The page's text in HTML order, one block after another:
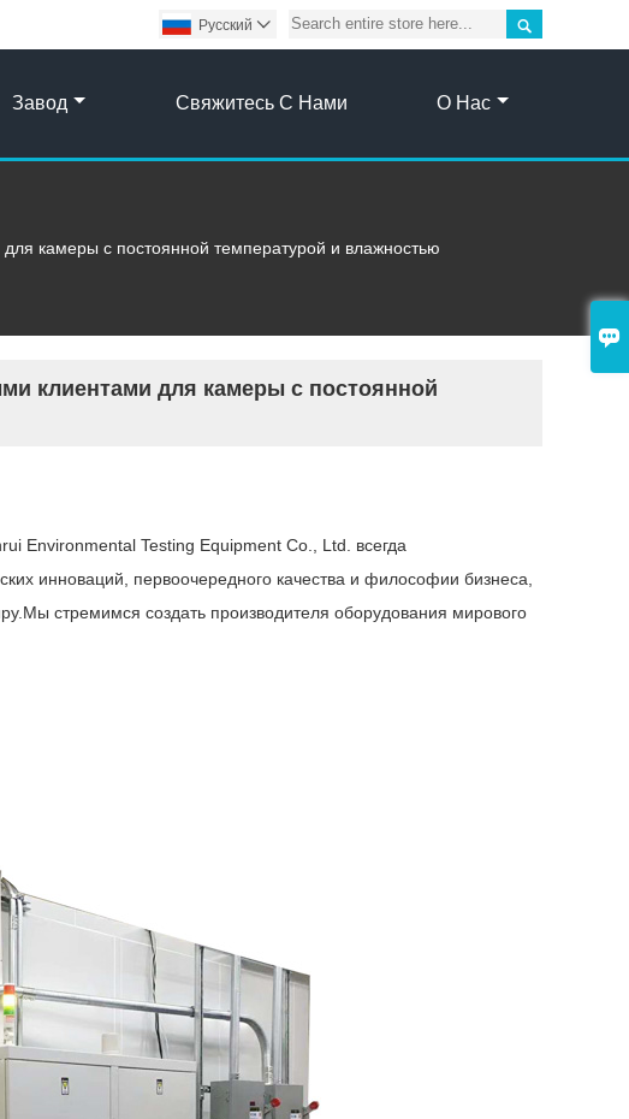


Pусский 
Завод Свяжитесь С Нами О Нас
камеры с постоянной температурой и влажностью
клиентами для камеры с постоянной
Environmental Testing Equipment Co., Ltd. всегда
инноваций, первоочередного качества и философии бизнеса,
. Мы стремимся создать производителя оборудования мирового